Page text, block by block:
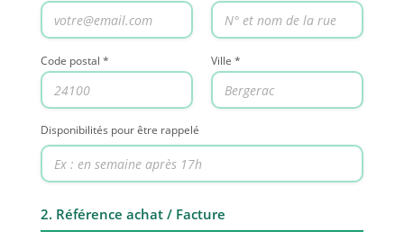
Code postal * Ville *
Disponibilités pour être rappelé
2. Référence achat / Facture